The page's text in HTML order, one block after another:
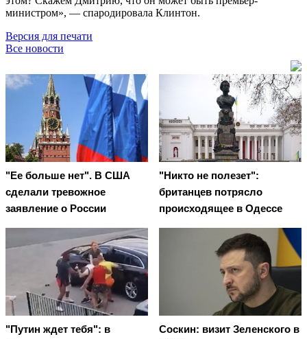
министром», — спародировала Клинтон.
Версия для печати
Все новости
"Ее больше нет". В США
сделали тревожное
заявление о России
"Никто не полезет":
британцев потрясло
происходящее в Одессе
"Путин ждет тебя": в
Соскин: визит Зеленского в